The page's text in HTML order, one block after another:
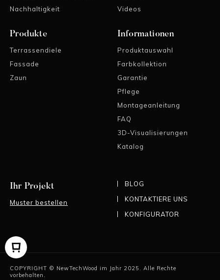
Nachhaltigkeit
Videos
Produkte
Terrassendiele
Fassade
Zaun
Informationen
Produktauswahl
Farbkollektion
Garantie
Pflege
Montageanleitung
FAQ
3D-Visualisierungen
Katalog
Ihr Projekt
Muster bestellen
BLOG
KONTAKTIERE UNS
KONFIGURATOR
COPYRIGHT © NewTechWood im Jahr 2025. Alle Rechte
vorbehalten.